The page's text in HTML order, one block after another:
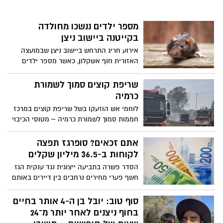
להפוך למנוע צמיחה כלכלי משמעותי עבור
האזור.
מספר ילדים ננשכו מחולדה
בקייטנה ביישוב ניצן
אירוע חריג התרחש ביישוב ניצן שבמועצה
האזורית חוף אשקלון, כאשר מספר ילדים
המשתתפים בקייטנה ננשכו על ידי חולדה
בתוך מבנה הגן שבו התקיימה הפעילות.
שריפת קוצים סמוך לשמורת
כרמיה
לוחמי אש הוזעקו בשל שריפת קוצים במרכז
חממות סמוך לשמורת כרמיה – מטוסי הכיבוי
בלמו את התפשטות האש לעבר השמורה
אתם זכאים? סופרגז תפצה
לקוחות ב-36.5 מיליון שקלים
הסדר פשרה בתביעה ייצוגית נגד ענקית הגז
חשף פערי מחירים נרחבים בין דיירים באותם
בניינים. אם יאושר ההסדר, מאות אלפי
צרכנים יקבלו זיכוי אוטומטי בחשבון – לצד
התחייבות החברה להשוואת תעריפים לארבע
השנים הקרובות
סוף טוב: יובל בן ה-4 אותר בחיים
בחוף ניצנים לאחר יותר מ־24